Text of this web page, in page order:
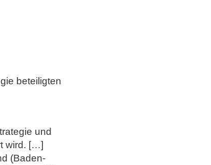
beteiligten
und
wird. […]
(Baden-